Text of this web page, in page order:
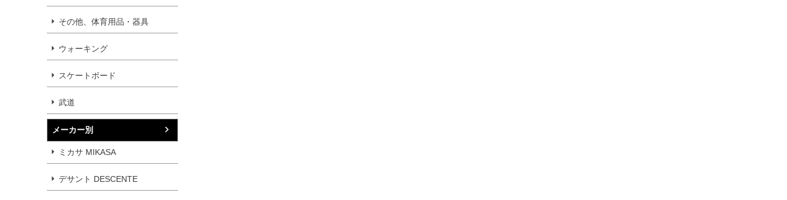
その他、体育用品・器具
ウォーキング
スケートボード
武道
メーカー別
ミカサ MIKASA
デサント DESCENTE